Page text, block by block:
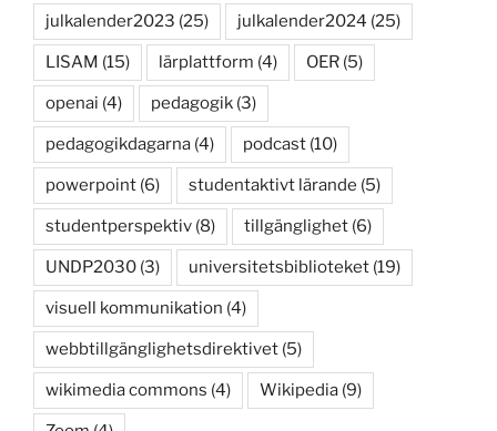
julkalender2023 (25) julkalender2024 (25)
LISAM (15) lärplattform (4) OER (5)
openai (4) pedagogik (3)
pedagogikdagarna (4) podcast (10)
powerpoint (6) studentaktivt lärande (5)
studentperspektiv (8) tillgänglighet (6)
UNDP2030 (3) universitetsbiblioteket (19)
visuell kommunikation (4)
webbtillgänglighetsdirektivet (5)
wikimedia commons (4) Wikipedia (9)